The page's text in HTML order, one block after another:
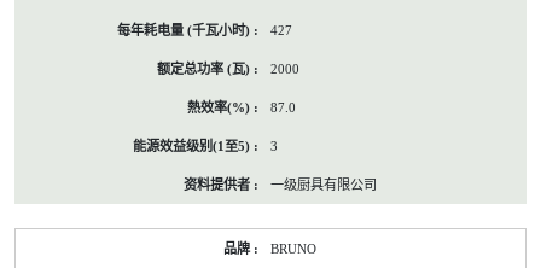
427
2000
87.0
3
一级厨具有限公司
BRUNO